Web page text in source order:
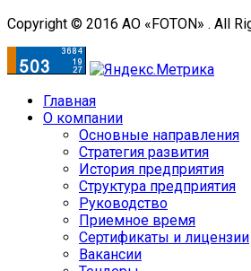
Copyright © 2016 АО «FOTON» . All
Главная
О компании
Основные направления
Стратегия развития
История предприятия
Структура предприятия
Руководство
Приемное время
Сертификаты и лицензии
Вакансии